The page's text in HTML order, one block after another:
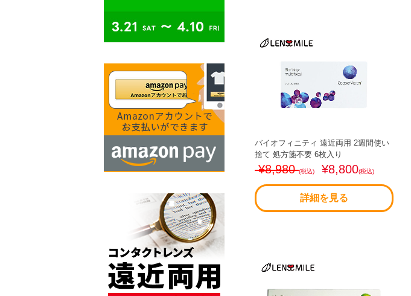
バイオフィニティ 遠近両用 2週間使い
捨て 処方箋不要 6枚入り
¥8,980(税込) ¥8,800(税込)
詳細を見る